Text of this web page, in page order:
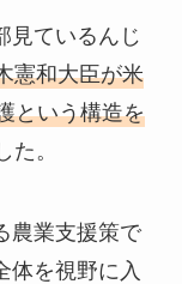
見ているんじ
憲和大臣が米
という構造を
た。
農業支援策で
体を視野に入